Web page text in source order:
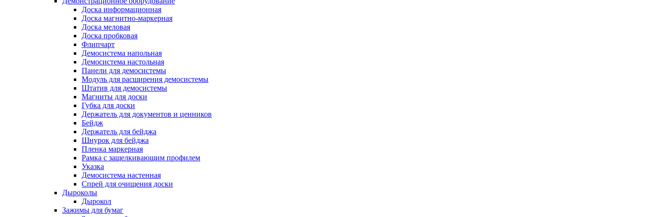
Доска информационная
Доска магнитно-маркерная
Доска меловая
Доска пробковая
Флипчарт
Демосистема напольная
Демосистема настольная
Панели для демосистемы
Модуль для расширения демосистемы
Штатив для демосистемы
Магниты для доски
Губка для доски
Держатель для документов и ценников
Бейдж
Держатель для бейджа
Шнурок для бейджа
Пленка маркерная
Рамка с защелкивающим профилем
Указка
Демосистема настенная
Спрей для очищения доски
Дыроколы
Дырокол
Зажимы для бумаг